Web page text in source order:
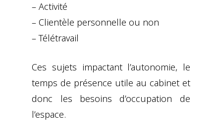
– Activité
– Clientèle personnelle ou non
– Télétravail
Ces sujets impactant l’autonomie, le
temps de présence utile au cabinet et
donc les besoins d’occupation de
l’espace.